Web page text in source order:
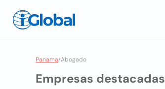
Panama/Abogado
Empresas destacadas